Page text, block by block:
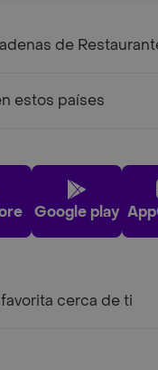
de
estos países
Google play
cerca de ti